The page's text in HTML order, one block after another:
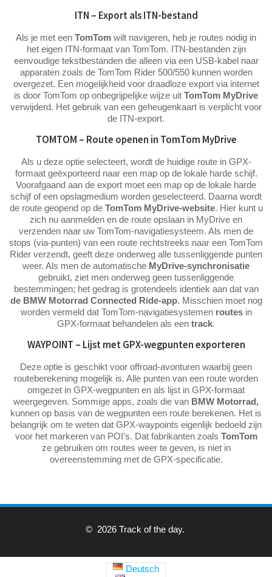
ITN – Export als ITN-bestand
Als je met een TomTom wilt navigeren, heb je routes nodig in
het eigen ITN-formaat van TomTom. ITN-bestanden zijn
eenvoudige tekstbestanden die alleen via een USB-kabel naar
apparaten zoals de TomTom Rider 500/550 kunnen worden
overgezet. Een mogelijkheid voor draadloze export via internet
is door TomTom op onbegrijpelijke wijze uit TomTom MyDrive
verwijderd. Het gebruik van een geheugenkaart is verplicht voor
de ITN-export.
TOMTOM – Route openen in TomTom MyDrive
Als u deze optie selecteert, wordt de huidige route in GPX-
formaat geëxporteerd naar een map op de lokale harde schijf.
Voorafgaand aan de export moet een map op de lokale harde
schijf of een opslagmedium worden geselecteerd. Daarna wordt
de route geopend op de TomTom MyDrive-website. Hier kunt u
zich nu aanmelden en de route opslaan in MyDrive en
verzenden naar uw TomTom-navigatiesysteem. Als men de
stops (via-punten) van een route rechtstreeks naar een TomTom
Rider verzendt, geeft deze onderweg alle tussenliggende punten
weer. Als men de automatische MyDrive-synchronisatie
gebruikt, ziet men onderweg geen tussenliggende
bestemmingen; het gedrag is grotendeels identiek aan dat van
de BMW Motorrad Connected Ride-app. Misschien moet nog
worden vermeld dat TomTom-navigatiesystemen routesin
GPX-formaat behandelen als een track.
WAYPOINT – Lijst met GPX-wegpunten exporteren
Deze optie is geschikt voor offroad-avonturen waarbij geen
routeberekening mogelijk is. Alle punten van een route worden
omgezet in GPX-wegpunten en als lijst in GPX-formaat
weergegeven. Sommige apps, zoals die van BMW Motorrad,
kunnen op basis van de wegpunten een route berekenen. Het is
belangrijk om te weten dat GPX-waypoints eigenlijk bedoeld zijn
voor het markeren van POI’s. Dat fabrikanten zoals TomTom
ze gebruiken om routes weer te geven, is niet in
overeenstemming met de GPX-specificatie.
© 2026 Track of the day.
Deutsch